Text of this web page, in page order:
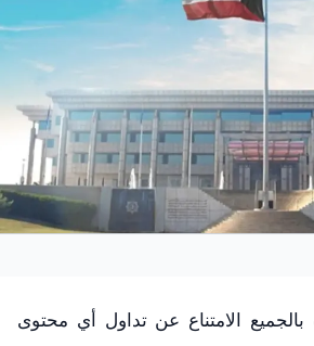
بالجميع الامتناع عن تداول أي محتوى